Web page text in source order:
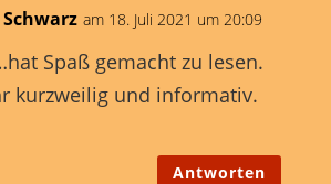
am 18. Juli 2021 um 20:09
Spaß gemacht zu lesen.
kurzweilig und informativ.
Antworten